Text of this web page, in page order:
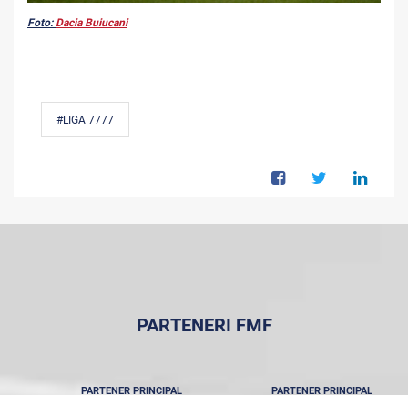
Foto: Dacia Buiucani
#LIGA 7777
PARTENERI FMF
PARTENER PRINCIPAL PARTENER PRINCIPAL